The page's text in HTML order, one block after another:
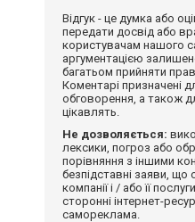
Відгук - це думка або
передати досвід або
користувачам нашого
аргументацією
багатьом прийняти
Коментарі призначені
обговорення, а також
цікавлять.
Не дозволяється:
лексики, погроз або
порівняння з іншими
безпідставні заяви, що
компанії і / або її
сторонні інтернет-
самореклама.